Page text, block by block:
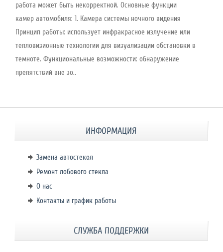
работа может быть некорректной. Основные функции
камер автомобиля: 1. Камера системы ночного видения
Принцип работы: использует инфракрасное излучение или
тепловизионные технологии для визуализации обстановки в
темноте. Функциональные возможности: обнаружение
препятствий вне зо..
ИНФОРМАЦИЯ
Замена автостекол
Ремонт лобового стекла
О нас
Контакты и график работы
СЛУЖБА ПОДДЕРЖКИ